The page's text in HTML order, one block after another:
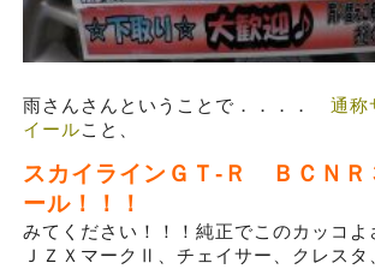
雨さんさんということで．．．． 通称
イールこと、
スカイラインＧＴ-Ｒ ＢＣＮＲ
ール！！！
みてください！！！純正でこのカッコよ
ＪＺＸマークⅡ、チェイサー、クレスタ